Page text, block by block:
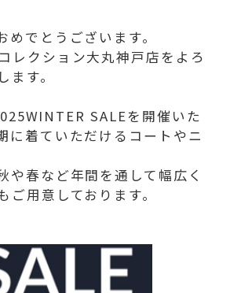
めでとうございます。
レクション大丸神戸店をよろ
ます。
SALEを開催いた
に着ていただけるコートやニ
や春など年間を通して幅広く
ご用意しております。